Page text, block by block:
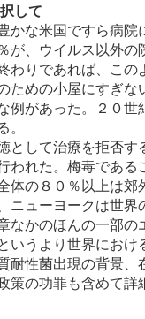
して
かな米国ですら病
が、ウイルス以外
わりであれば、こ
ための小屋にすぎ
例があった。２０
として治療を拒否
れた。梅毒であ
体の８０％以上は
ューヨークは世界
かのほんの一部の
いうより世界にお
耐性菌出現の背景
の功罪も含めて詳